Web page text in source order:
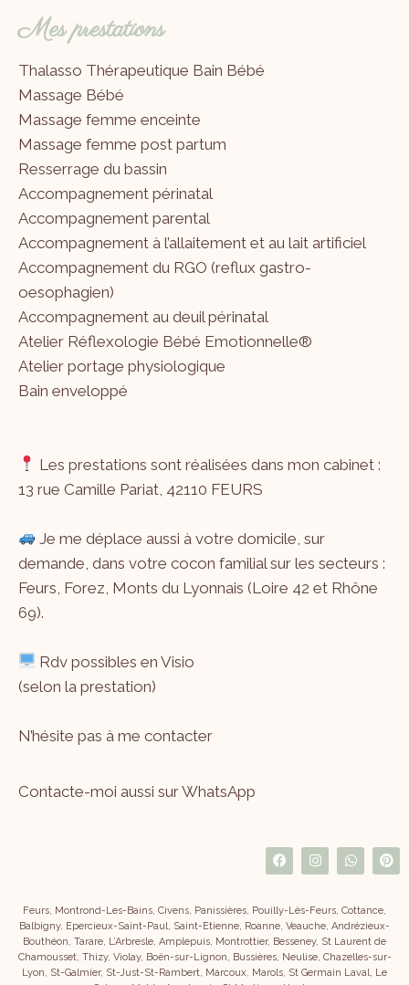
Mes prestations
Thalasso Thérapeutique Bain Bébé
Massage Bébé
Massage femme enceinte
Massage femme post partum
Resserrage du bassin
Accompagnement périnatal
Accompagnement parental
Accompagnement à l’allaitement et au lait artificiel
Accompagnement du RGO (reflux gastro-
oesophagien)
Accompagnement au deuil périnatal
Atelier Réflexologie Bébé Emotionnelle®
Atelier portage physiologique
Bain enveloppé
Les prestations sont réalisées dans mon cabinet :
13 rue Camille Pariat, 42110 FEURS
Je me déplace aussi à votre domicile, sur
demande, dans votre cocon familial sur les secteurs :
Feurs, Forez, Monts du Lyonnais (Loire 42 et Rhône
69).
Rdv possibles en Visio
(selon la prestation)
N’hésite pas à me contacter
Contacte-moi aussi sur WhatsApp
Feurs, Montrond-Les-Bains, Civens, Panissières, Pouilly-Lès-Feurs, Cottance,
Balbigny, Epercieux-Saint-Paul, Saint-Etienne, Roanne, Veauche, Andrézieux-
Bouthéon, Tarare, L’Arbresle, Amplepuis, Montrottier, Besseney, St Laurent de
Chamousset, Thizy, Violay, Boën-sur-Lignon, Bussières, Neulise, Chazelles-sur-
Lyon, St-Galmier, St-Just-St-Rambert, Marcoux, Marols, St Germain Laval, Le